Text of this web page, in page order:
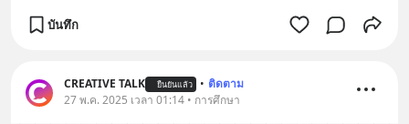
บันทึก
CREATIVE TALK ยืนยันแล้ว • ติดตาม
27 พ.ค. 2025 เวลา 01:14 • การศึกษา